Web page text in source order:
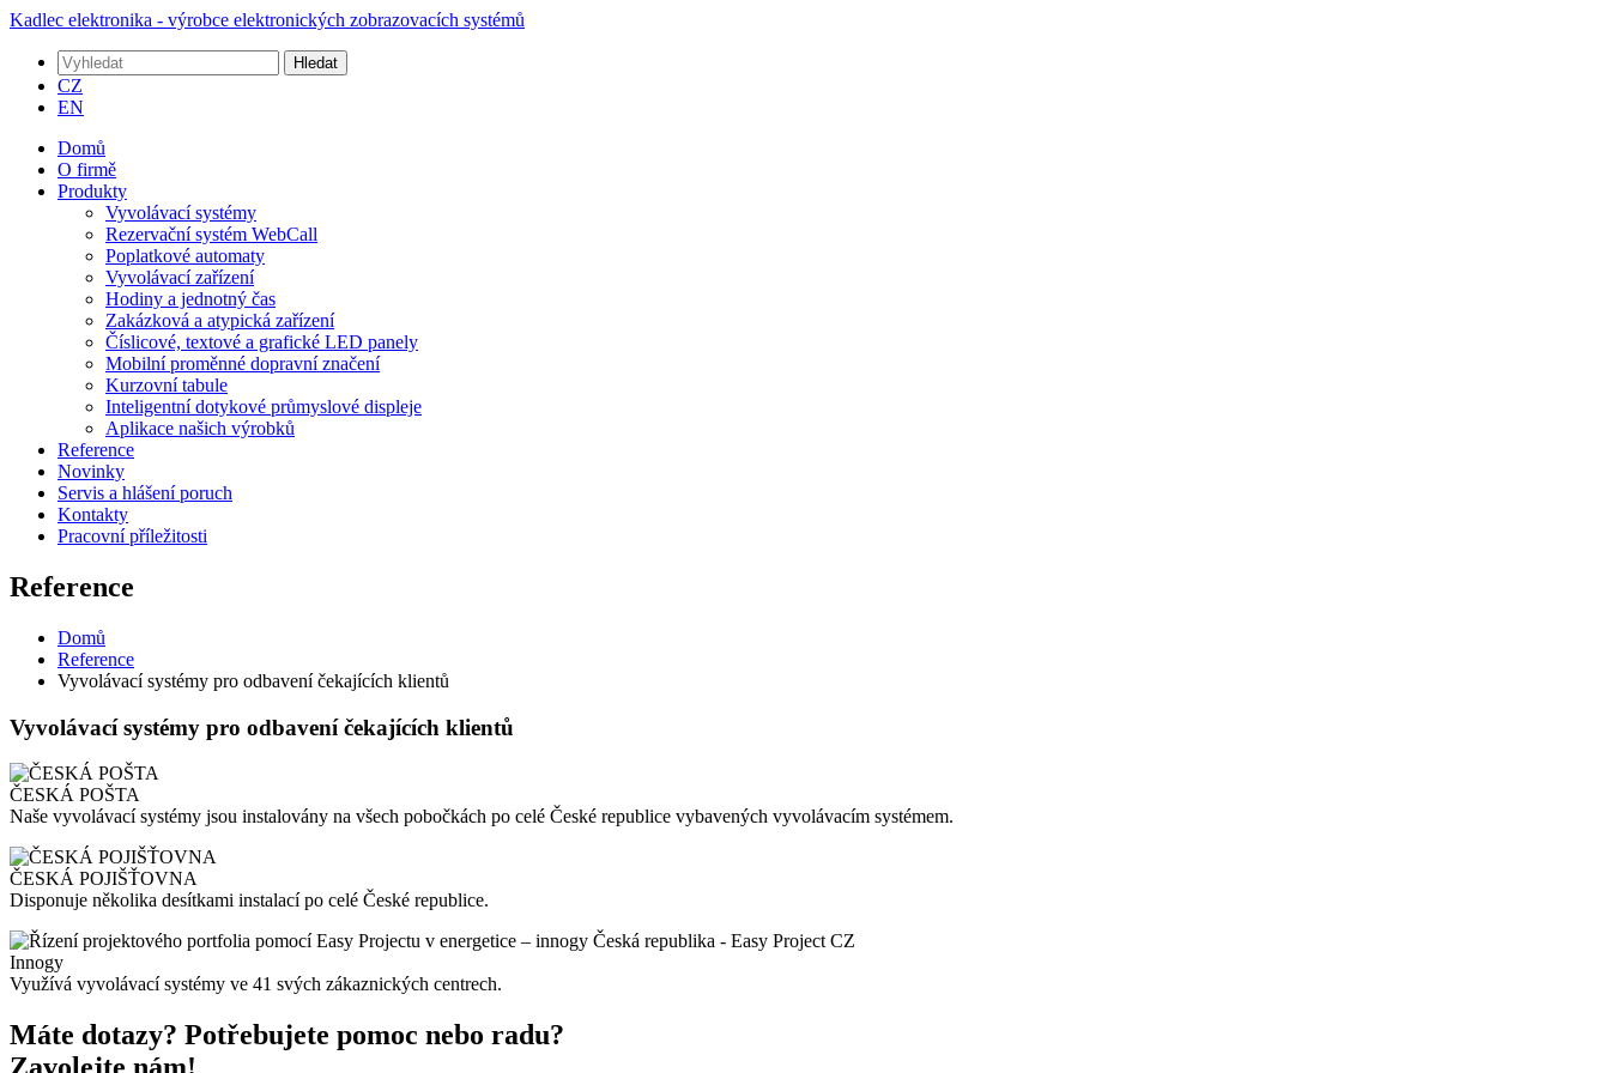
Kadlec elektronika - výrobce elektronických zobrazovacích systémů
Hledat
CZ
EN
Domů
O firmě
Produkty
Vyvolávací systémy
Rezervační systém WebCall
Poplatkové automaty
Vyvolávací zařízení
Hodiny a jednotný čas
Zakázková a atypická zařízení
Číslicové, textové a grafické LED panely
Mobilní proměnné dopravní značení
Kurzovní tabule
Inteligentní dotykové průmyslové displeje
Aplikace našich výrobků
Reference
Novinky
Servis a hlášení poruch
Kontakty
Pracovní příležitosti
Reference
Domů
Reference
Vyvolávací systémy pro odbavení čekajících klientů
Vyvolávací systémy pro odbavení čekajících klientů
ČESKÁ POŠTA
Naše vyvolávací systémy jsou instalovány na všech pobočkách po celé České republice vybavených vyvolávacím systémem.
ČESKÁ POJIŠŤOVNA
Disponuje několika desítkami instalací po celé České republice.
Innogy
Využívá vyvolávací systémy ve 41 svých zákaznických centrech.
Máte dotazy? Potřebujete pomoc nebo radu?